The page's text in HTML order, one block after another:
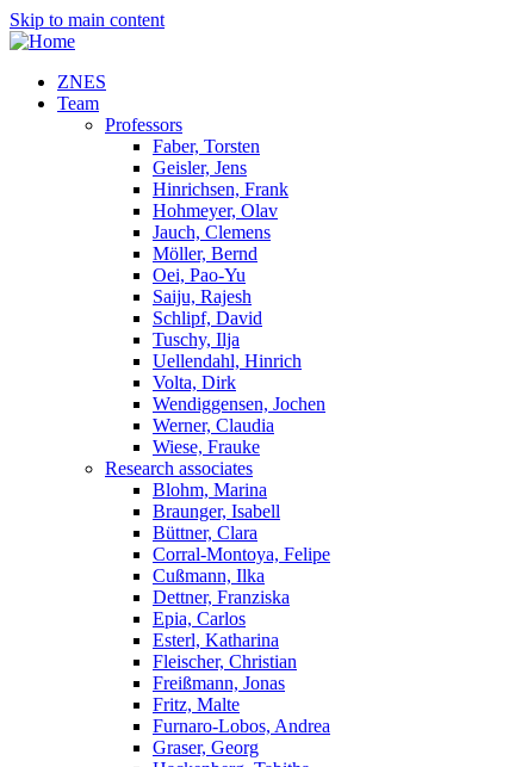
Skip to main content
ZNES
Team
Professors
Faber, Torsten
Geisler, Jens
Hinrichsen, Frank
Hohmeyer, Olav
Jauch, Clemens
Möller, Bernd
Oei, Pao-Yu
Saiju, Rajesh
Schlipf, David
Tuschy, Ilja
Uellendahl, Hinrich
Volta, Dirk
Wendiggensen, Jochen
Werner, Claudia
Wiese, Frauke
Research associates
Blohm, Marina
Braunger, Isabell
Büttner, Clara
Corral-Montoya, Felipe
Cußmann, Ilka
Dettner, Franziska
Epia, Carlos
Esterl, Katharina
Fleischer, Christian
Freißmann, Jonas
Fritz, Malte
Furnaro-Lobos, Andrea
Graser, Georg